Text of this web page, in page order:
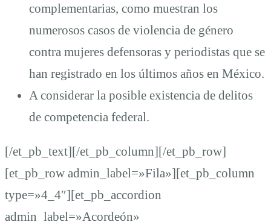
complementarias, como muestran los
numerosos casos de violencia de género
contra mujeres defensoras y periodistas que se
han registrado en los últimos años en México.
A considerar la posible existencia de delitos
de competencia federal.
[/et_pb_text][/et_pb_column][/et_pb_row]
[et_pb_row admin_label=»Fila»][et_pb_column
type=»4_4″][et_pb_accordion
admin_label=»Acordeón»